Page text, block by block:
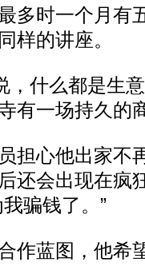
时一个月有
样的讲座。
什么都是生
有一场持久的
心他出家不
还会出现在疯
骗钱了。”
蓝图，他希